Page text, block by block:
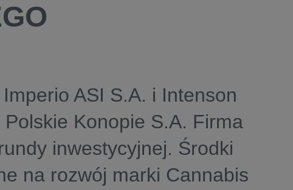
ASI S.A. i Intenson
Polskie Konopie S.A. Firma
inwestycyjnej. Środki
na rozwój marki Cannabis